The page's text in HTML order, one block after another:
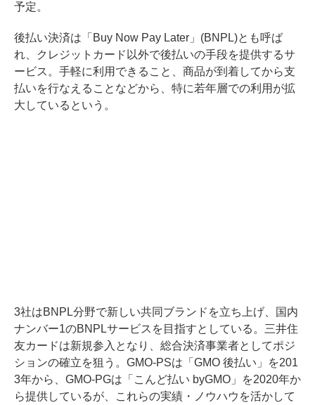
予定。
後払い決済は「Buy Now Pay Later」(BNPL)とも呼ば
れ、クレジットカード以外で後払いの手段を提供するサ
ービス。手軽に利用できること、商品が到着してから支
払いを行なえることなどから、特に若年層での利用が拡
大しているという。
3社はBNPL分野で新しい共同ブランドを立ち上げ、国内
ナンバー1のBNPLサービスを目指すとしている。三井住
友カードは新規参入となり、総合決済事業者としてポジ
ションの確立を狙う。GMO-PSは「GMO 後払い」を201
3年から、GMO-PGは「こんど払い byGMO」を2020年か
ら提供しているが、これらの実績・ノウハウを活かして